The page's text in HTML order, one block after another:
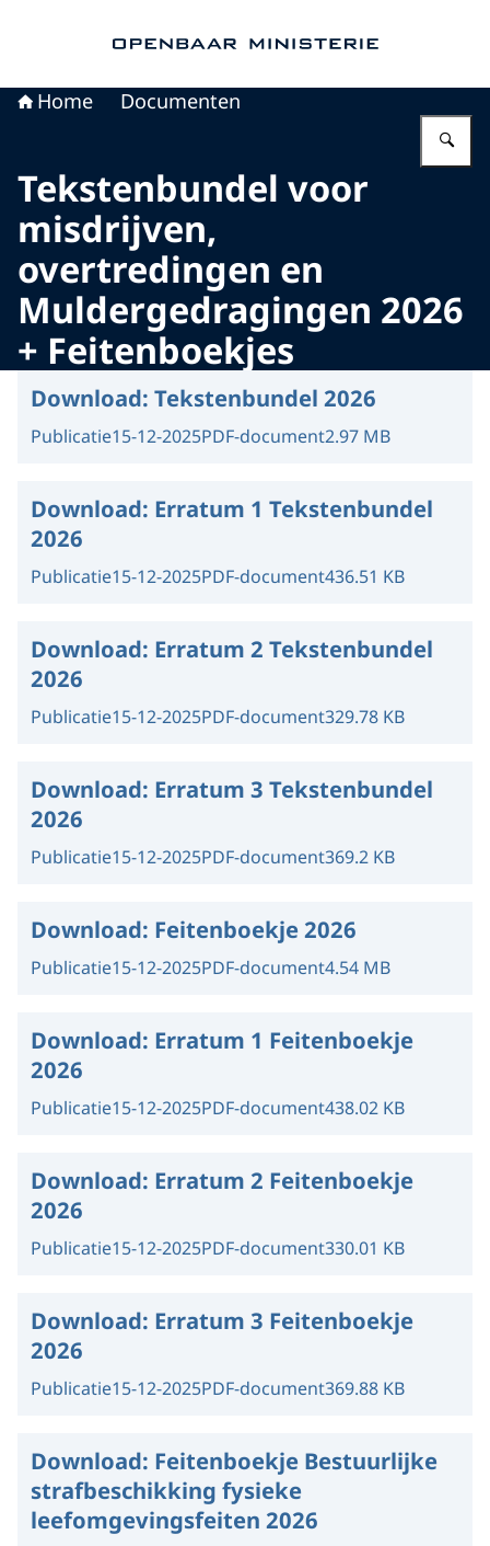
Home Documenten
Tekstenbundel voor
misdrijven,
overtredingen en
Muldergedragingen 2026
+ Feitenboekjes
Download: Tekstenbundel 2026
Publicatie15-12-2025PDF-document2.97 MB
Download: Erratum 1 Tekstenbundel
2026
Publicatie15-12-2025PDF-document436.51 KB
Download: Erratum 2 Tekstenbundel
2026
Publicatie15-12-2025PDF-document329.78 KB
Download: Erratum 3 Tekstenbundel
2026
Publicatie15-12-2025PDF-document369.2 KB
Download: Feitenboekje 2026
Publicatie15-12-2025PDF-document4.54 MB
Download: Erratum 1 Feitenboekje
2026
Publicatie15-12-2025PDF-document438.02 KB
Download: Erratum 2 Feitenboekje
2026
Publicatie15-12-2025PDF-document330.01 KB
Download: Erratum 3 Feitenboekje
2026
Publicatie15-12-2025PDF-document369.88 KB
Download: Feitenboekje Bestuurlijke
strafbeschikking fysieke
leefomgevingsfeiten 2026